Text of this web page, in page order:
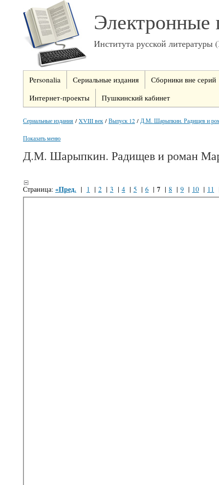
Электронные
Института русской
Personalia Сериальные издания
Сборники вне серий
Интернет-проекты
Пушкинский кабинет
Сериальные издания /XVIII век /Выпуск 12 / Д.М. Шарыпкин. Радищев и
Показать меню
Д.М. Шарыпкин. Радищев и роман
Страница: «Пред. | 1 | 2 | 3 | 4 | 5 | 6 | 7 | 8 | 9 | 10 | 11